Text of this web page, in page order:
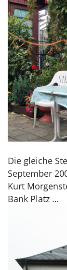
Die gleiche
September
Kurt
Bank Platz …